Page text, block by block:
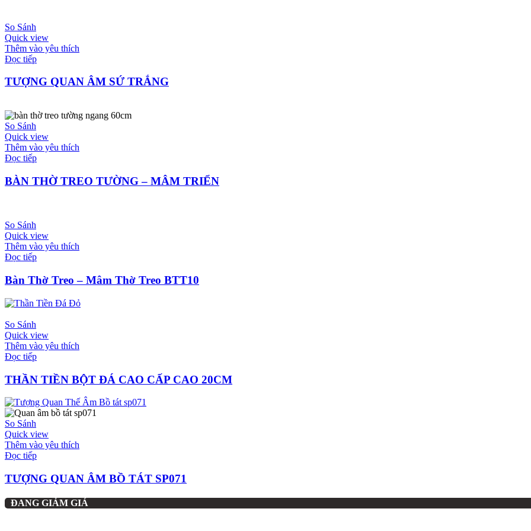
So Sánh
Quick view
Thêm vào yêu thích
Đọc tiếp
TƯỢNG QUAN ÂM SỨ TRẮNG
So Sánh
Quick view
Thêm vào yêu thích
Đọc tiếp
BÀN THỜ TREO TƯỜNG – MÂM TRIỂN
So Sánh
Quick view
Thêm vào yêu thích
Đọc tiếp
Bàn Thờ Treo – Mâm Thờ Treo BTT10
So Sánh
Quick view
Thêm vào yêu thích
Đọc tiếp
THẦN TIỀN BỘT ĐÁ CAO CẤP CAO 20CM
So Sánh
Quick view
Thêm vào yêu thích
Đọc tiếp
TƯỢNG QUAN ÂM BỒ TÁT SP071
ĐANG GIẢM GIÁ